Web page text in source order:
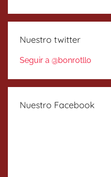
Nuestro twitter
Seguir a @bonrotllo
Nuestro Facebook